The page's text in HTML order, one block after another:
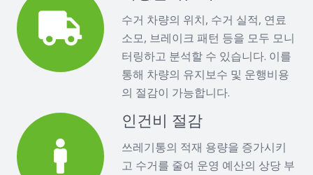
수거 차량의 위치, 수거 실적, 연료
소모, 브레이크 패턴 등을 모두 모니
터링하고 분석할 수 있습니다. 이를
통해 차량의 유지보수 및 운행비용
의 절감이 가능합니다.
인건비 절감
쓰레기통의 적재 용량을 증가시키
고 수거를 줄여 운영 예산의 상당 부